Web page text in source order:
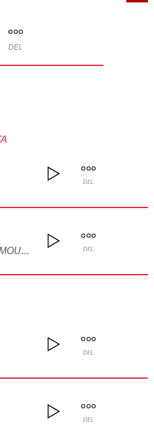
DEL
DEL
SHUT YOUR MOUTH FUNNY DEL
DEL
DEL